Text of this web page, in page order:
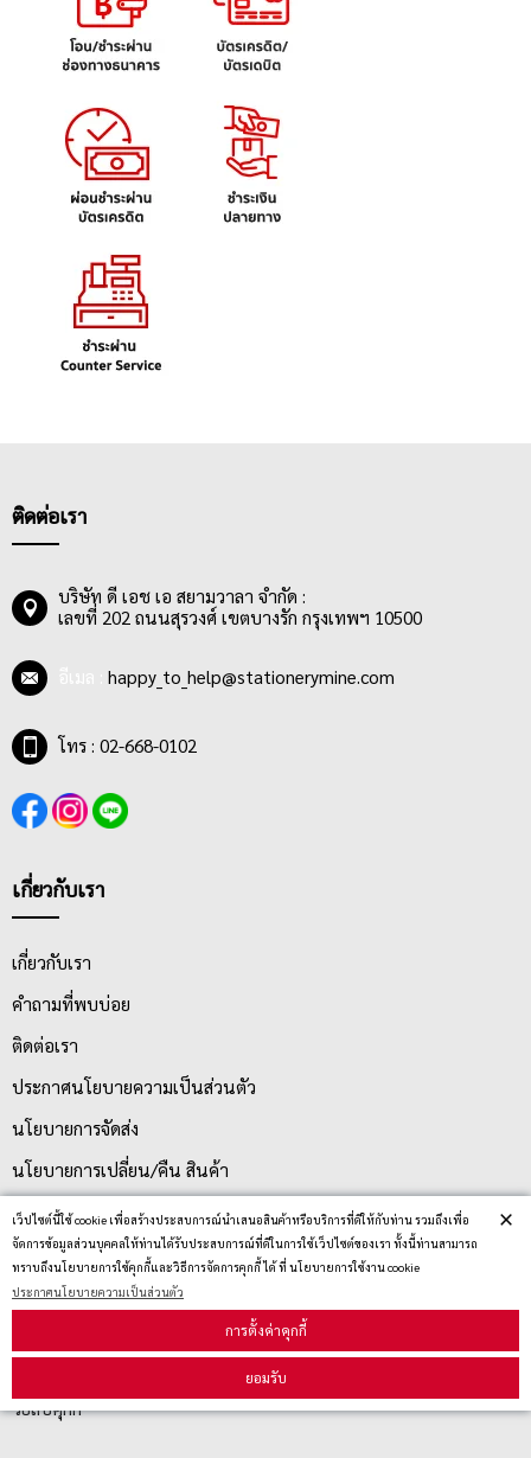
เว็ปไซต์นี้ใช้ cookie เพื่อสร้างประสบการณ์นำเสนอสินค้าหรือบริการที่ดีให้กับท่าน รวมถึงเพื่อ
จัดการข้อมูลส่วนบุคคลให้ท่านได้รับประสบการณ์ที่ดีในการใช้เว็ปไซต์ของเรา ทั้งนี้ท่านสามารถ
ทราบถึงนโยบายการใช้คุกกี้และวิธีการจัดการคุกกี้ ได้ ที่ นโยบายการใช้งาน cookie
ประกาศนโยบายความเป็นส่วนตัว
การตั้งค่าคุกกี้
ยอมรับ
×
ติดต่อเรา
บริษัท ดี เอช เอ สยามวาลา จำกัด :
เลขที่ 202 ถนนสุรวงศ์ เขตบางรัก กรุงเทพฯ 10500
happy_to_help@stationerymine.com
โทร : 02-668-0102
เกี่ยวกับเรา
เกี่ยวกับเรา
คำถามที่พบบ่อย
ติดต่อเรา
ประกาศนโยบายความเป็นส่วนตัว
นโยบายการจัดส่ง
นโยบายการเปลี่ยน/คืน สินค้า
บริการลูกค้า
วิธีลบคุกกี้